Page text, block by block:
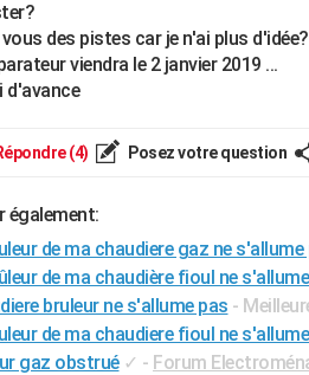
des pistes car je n'ai plus d'idée?
viendra le 2 janvier 2019 ...
d'avance
(4) Posez votre question
également:
de ma chaudiere gaz ne s'allume
de ma chaudière fioul ne
bruleur ne s'allume pas -
de ma chaudiere fioul ne
gaz obstrué ✓ - Forum